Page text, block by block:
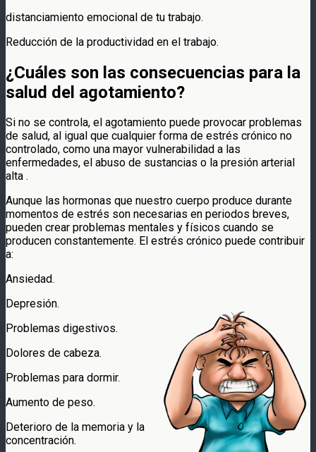
distanciamiento emocional de tu trabajo.
Reducción de la productividad en el trabajo.
¿Cuáles son las consecuencias para la
salud del agotamiento?
Si no se controla, el agotamiento puede provocar problemas
de salud, al igual que cualquier forma de estrés crónico no
controlado, como una mayor vulnerabilidad a las
enfermedades, el abuso de sustancias o la presión arterial
alta .
Aunque las hormonas que nuestro cuerpo produce durante
momentos de estrés son necesarias en periodos breves,
pueden crear problemas mentales y físicos cuando se
producen constantemente. El estrés crónico puede contribuir
a:
Ansiedad.
Depresión.
Problemas digestivos.
Dolores de cabeza.
Problemas para dormir.
Aumento de peso.
Deterioro de la memoria y la
concentración.